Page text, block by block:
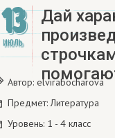
13
ИЮЛЬ
Дай
Автор: elvirabocharova
Предмет:Литература
Уровень: 1 - 4 класс